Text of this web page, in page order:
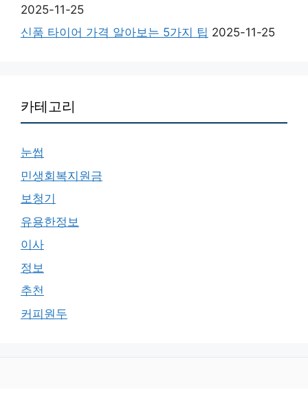
2025-11-25
신품 타이어 가격 알아보는 5가지 팁 2025-11-25
카테고리
눈썹
민생회복지원금
보청기
유용한정보
이사
정보
추천
커피원두